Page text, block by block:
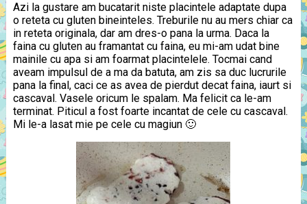
Azi la gustare am bucatarit niste placintele adaptate dupa
o reteta cu gluten bineinteles. Treburile nu au mers chiar ca
in reteta originala, dar am dres-o pana la urma. Daca la
faina cu gluten au framantat cu faina, eu mi-am udat bine
mainile cu apa si am foarmat placintelele. Tocmai cand
aveam impulsul de a ma da batuta, am zis sa duc lucrurile
pana la final, caci ce as avea de pierdut decat faina, iaurt si
cascaval. Vasele oricum le spalam. Ma felicit ca le-am
terminat. Piticul a fost foarte incantat de cele cu cascaval.
Mi le-a lasat mie pe cele cu magiun 🙂